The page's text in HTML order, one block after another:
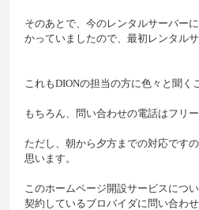
そのあとで、今のレンタルサーバー
かっていましたので、最初レンタル
これもDIONの担当の方に色々と聞
もちろん、問い合わせの電話はフリ
ただし、朝から夕方までの対応です
思います。
このホームページ開設サービスにつ
契約しているブロバイダに問い合わ